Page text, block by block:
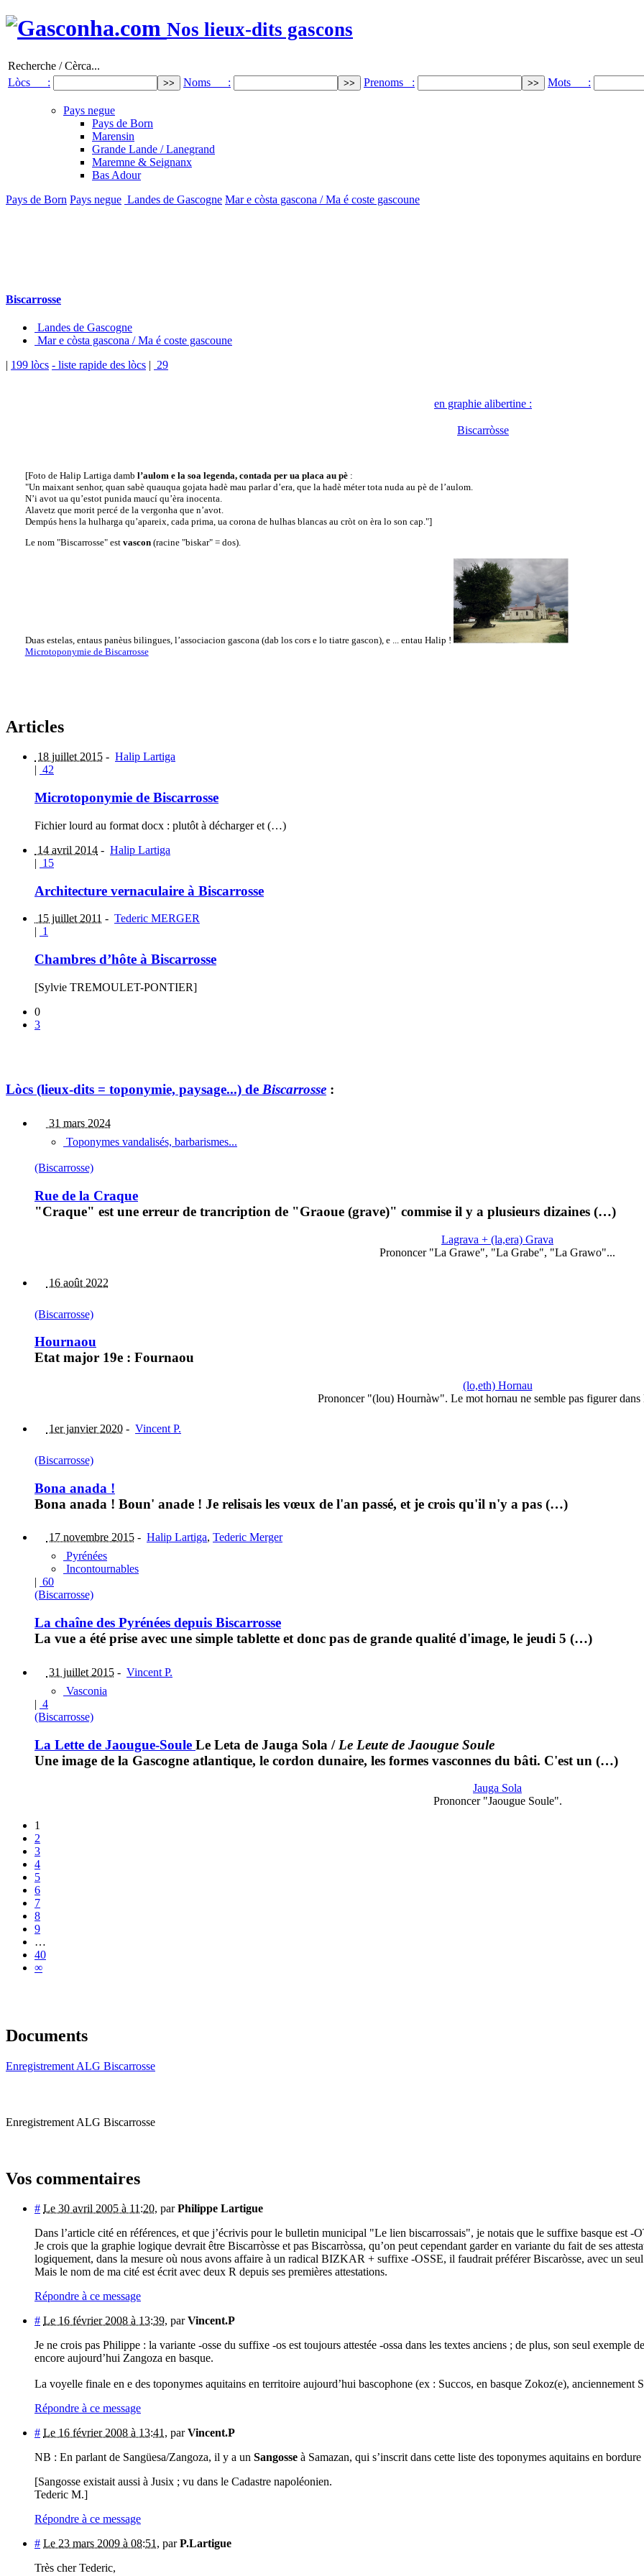
Nos lieux-dits gascons
Recherche / Cèrca...
Lòcs :
Noms : Prenoms : Mots :
Pays negue
Pays de Born
Marensin
Grande Lande / Lanegrand
Maremne & Seignanx
Bas Adour
Pays de Born Pays negue Landes de Gascogne Mar e còsta gascona / Ma é coste gascoune
Biscarrosse
Landes de Gascogne
Mar e còsta gascona / Ma é coste gascoune
| 199 lòcs - liste rapide des lòcs | 29
en graphie alibertine :
Biscarròsse
[Foto de Halip Lartiga damb l’aulom e la soa legenda, contada per ua placa au pè:
"Un maixant senhor, quan sabè quauqua gojata hadè mau parlar d’era, que la hadè méter tota nuda au pè de l’aulom.
N’i avot ua qu’estot punida maucí qu’èra inocenta.
Alavetz que morit percé de la vergonha que n’avot.
Dempús hens la hulharga qu’apareix, cada prima, ua corona de hulhas blancas au cròt on èra lo son cap."]
Le nom "Biscarrosse" est vascon(racine "biskar" = dos).
Duas estelas, entaus panèus bilingues, l’associacion gascona (dab los cors e lo tiatre gascon), e ... entau Halip !
Microtoponymie de Biscarrosse
Articles
18 juillet 2015 - Halip Lartiga
| 42
Microtoponymie de Biscarrosse
Fichier lourd au format docx : plutôt à décharger et (…)
14 avril 2014 - Halip Lartiga
| 15
Architecture vernaculaire à Biscarrosse
15 juillet 2011 - Tederic MERGER
| 1
Chambres d’hôte à Biscarrosse
[Sylvie TREMOULET-PONTIER]
0
3
Lòcs (lieux-dits = toponymie, paysage...) de Biscarrosse :
31 mars 2024
Toponymes vandalisés, barbarismes...
(Biscarrosse)
Rue de la Craque
"Craque" est une erreur de trancription de "Graoue (grave)" commise il y a plusieurs dizaines (…)
Lagrava + (la,era) Grava
Prononcer "La Grawe", "La Grabe", "La Grawo"...
16 août 2022
(Biscarrosse)
Hournaou
Etat major 19e : Fournaou
(lo,eth) Hornau
Prononcer "(lou) Hournàw". Le mot hornau ne semble pas figurer
1er janvier 2020 - Vincent P.
(Biscarrosse)
Bona anada !
Bona anada ! Boun' anade ! Je relisais les vœux de l'an passé, et je crois qu'il n'y a pas (…)
17 novembre 2015 - Halip Lartiga, Tederic Merger
Pyrénées
Incontournables
60
(Biscarrosse)
La chaîne des Pyrénées depuis Biscarrosse
La vue a été prise avec une simple tablette et donc pas de grande qualité d'image, le jeudi 5 (…)
31 juillet 2015 - Vincent P.
Vasconia
| 4
(Biscarrosse)
La Lette de Jaougue-Soule Le Leta de Jauga Sola / Le Leute de Jaougue Soule
Une image de la Gascogne atlantique, le cordon dunaire, les formes vasconnes du bâti. C'est un (…)
Jauga Sola
Prononcer "Jaougue Soule".
1
2
3
4
5
6
7
8
9
…
40
∞
Documents
Enregistrement ALG Biscarrosse
Enregistrement ALG Biscarrosse
Vos commentaires
# Le 30 avril 2005 à 11:20, parPhilippe Lartigue
Dans l’article cité en références, et que j’écrivis pour le bulletin municipal "Le lien biscarrossais", je notais que le suffixe basque est -
Je crois que la graphie logique devrait être Biscarròsse et pas Biscarròssa, qu’on peut cependant garder en variante du fait de ses
logiquement, dans la mesure où nous avons affaire à un radical BIZKAR + suffixe -OSSE, il faudrait préférer Biscaròsse, avec un
Mais le nom de ma cité est écrit avec deux R depuis ses premières attestations.
Répondre à ce message
# Le 16 février 2008 à 13:39, parVincent.P
Je ne crois pas Philippe : la variante -osse du suffixe -os est toujours attestée -ossa dans les textes anciens ; de plus, son seul exemple
encore aujourd’hui Zangoza en basque.
La voyelle finale en e des toponymes aquitains en territoire aujourd’hui bascophone (ex : Succos, en basque Zokoz(e), anciennement
Répondre à ce message
# Le 16 février 2008 à 13:41, parVincent.P
NB : En parlant de Sangüesa/Zangoza, il y a un Sangosse à Samazan, qui s’inscrit dans cette liste des toponymes aquitains en
[Sangosse existait aussi à Jusix ; vu dans le Cadastre napoléonien.
Tederic M.]
Répondre à ce message
# Le 23 mars 2009 à 08:51, parP.Lartigue
Très cher Tederic,